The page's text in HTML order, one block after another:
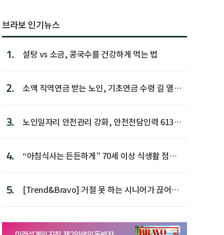
브라보 인기뉴스
1. 설탕 vs 소금, 콩국수를 건강하게 먹는 법
2.
소액 직역연금 받는 노인, 기초연금 수령 길 열린
3.
노인일자리 안전관리 강화, 안전전담인력 613명
4.
“아침식사는 든든하게” 70세 이상 식생활 점수
5.
[Trend&Bravo] 거절 못 하는 시니어가 끊어야